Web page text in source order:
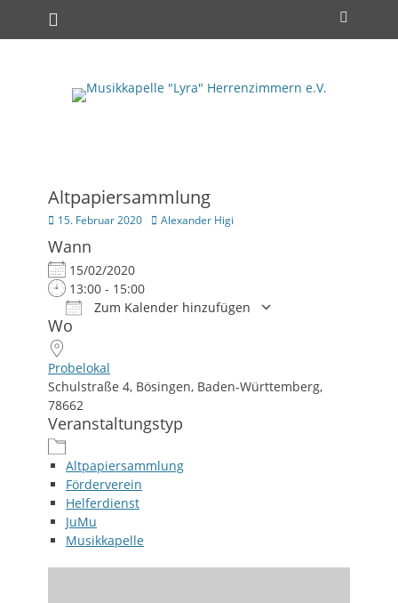
Inhalt
Primäres Menü
Altpapiersammlung
Posted
15. Februar 2020 Autor
Alexander Higi
Wann
15/02/2020
13:00 - 15:00
Zum Kalender hinzufügen
Wo
Probelokal
Schulstraße 4, Bösingen, Baden-Württemberg,
78662
Veranstaltungstyp
Altpapiersammlung
Förderverein
Helferdienst
JuMu
Musikkapelle